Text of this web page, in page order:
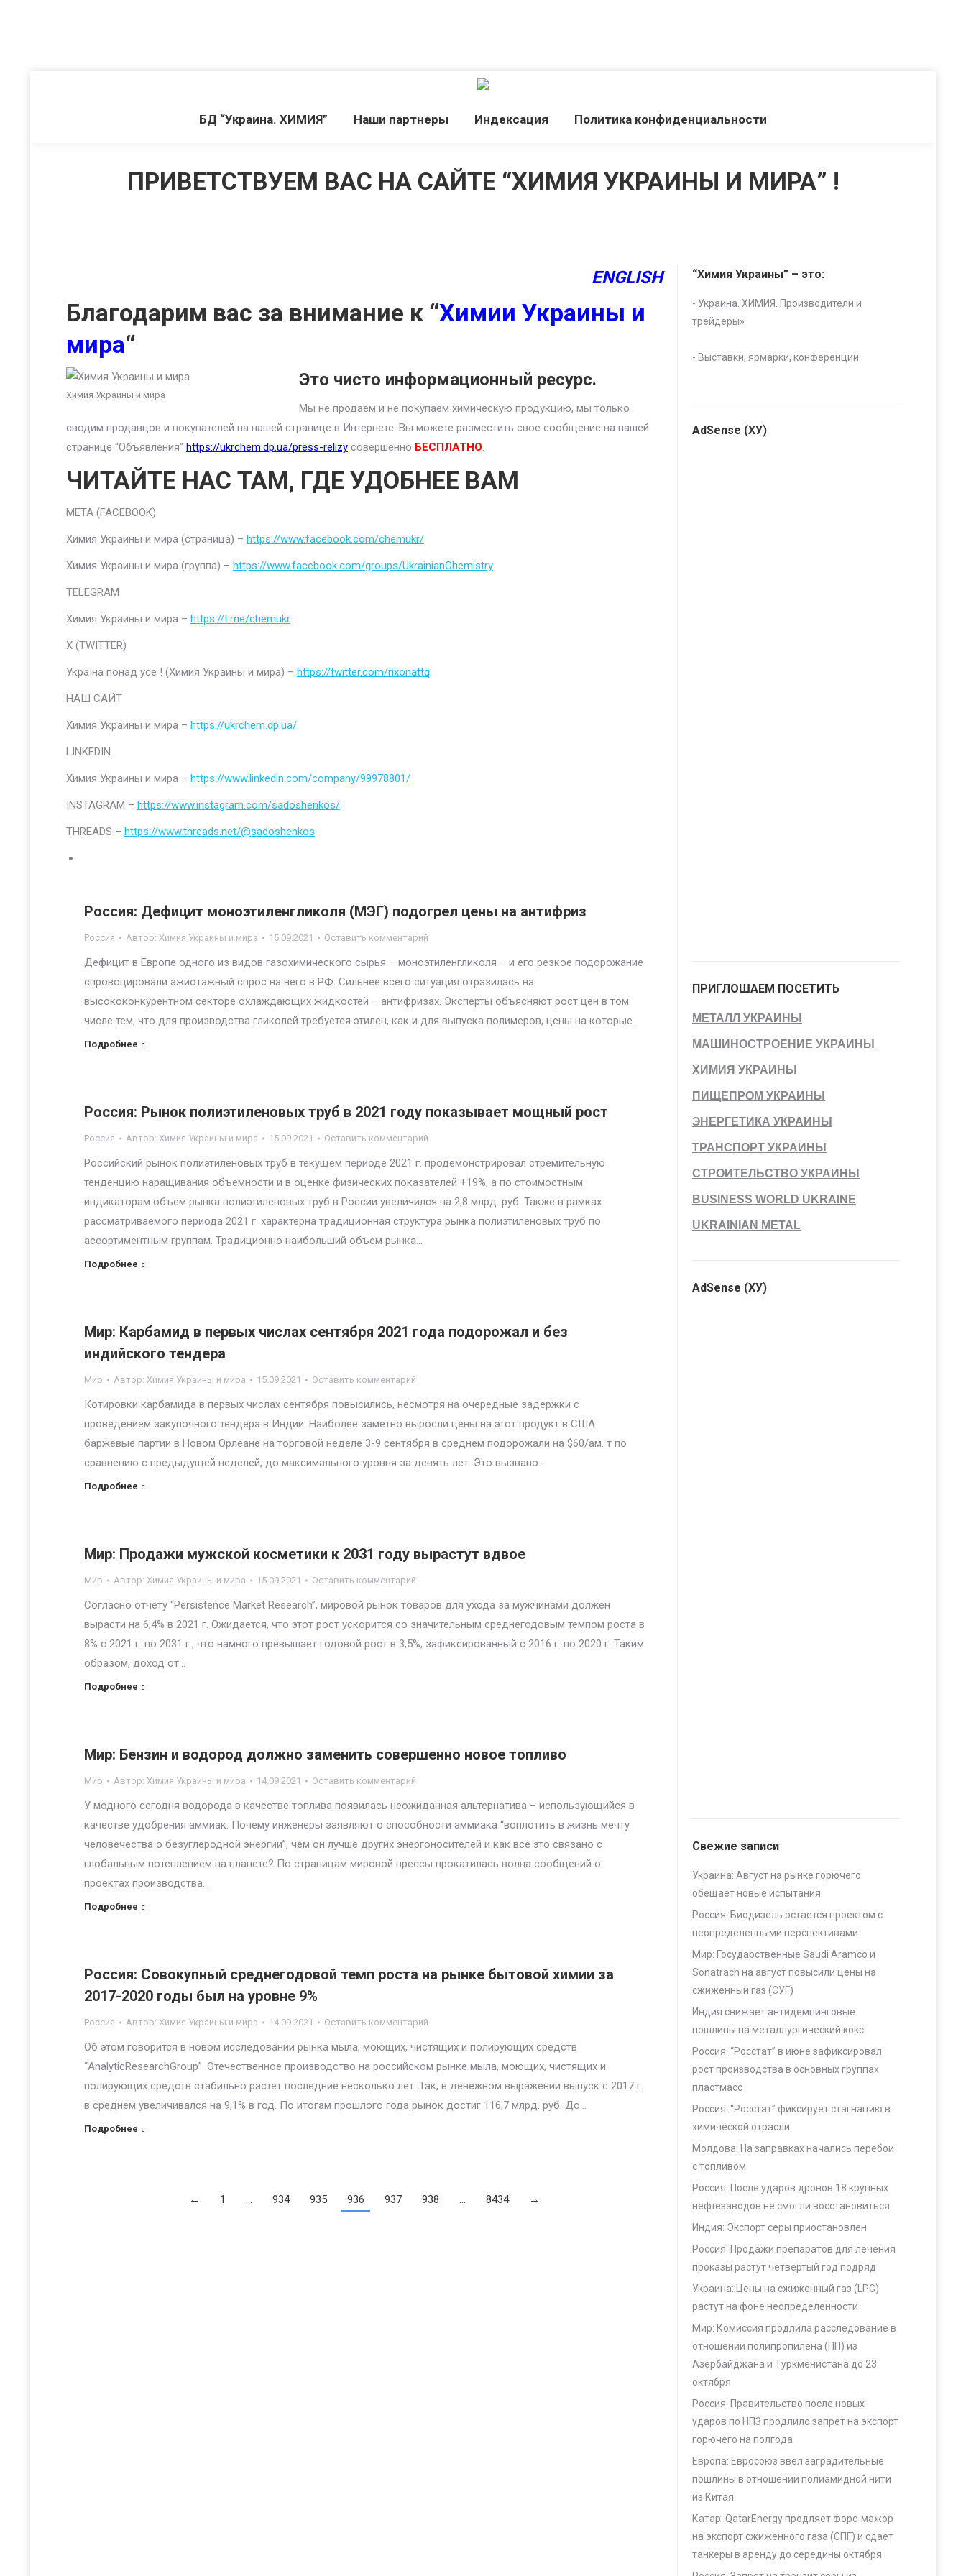
БД “Украина. ХИМИЯ” Наши партнеры Индексация Политика конфиденциальности
ПРИВЕТСТВУЕМ ВАС НА САЙТЕ “ХИМИЯ УКРАИНЫ И МИРА” !
ENGLISH
Благодарим вас за внимание к “Химии Украины и
мира“
Химия Украины и мира
Это чисто информационный ресурс.
Мы не продаем и не покупаем химическую продукцию, мы только
сводим продавцов и покупателей на нашей странице в Интернете. Вы можете разместить свое сообщение на нашей
странице “Объявления” https://ukrchem.dp.ua/press-relizy совершенно БЕСПЛАТНО.
ЧИТАЙТЕ НАС ТАМ, ГДЕ УДОБНЕЕ ВАМ
META (FACEBOOK)
Химия Украины и мира (страница) – https://www.facebook.com/chemukr/
Химия Украины и мира (группа) – https://www.facebook.com/groups/UkrainianChemistry
TELEGRAM
Химия Украины и мира – https://t.me/chemukr
Х (TWITTER)
Україна понад усе ! (Химия Украины и мира) – https://twitter.com/rixonattq
НАШ САЙТ
Химия Украины и мира – https://ukrchem.dp.ua/
LINKEDIN
Химия Украины и мира – https://www.linkedin.com/company/99978801/
INSTAGRAM – https://www.instagram.com/sadoshenkos/
THREADS – https://www.threads.net/@sadoshenkos
Россия: Дефицит моноэтиленгликоля (МЭГ) подогрел цены на антифриз
Россия Автор: Химия Украины и мира 15.09.2021 Оставить комментарий
Дефицит в Европе одного из видов газохимического сырья – моноэтиленгликоля – и его резкое подорожание
спровоцировали ажиотажный спрос на него в РФ. Сильнее всего ситуация отразилась на
высококонкурентном секторе охлаждающих жидкостей – антифризах. Эксперты объясняют рост цен в том
числе тем, что для производства гликолей требуется этилен, как и для выпуска полимеров, цены на которые…
Подробнее
Россия: Рынок полиэтиленовых труб в 2021 году показывает мощный рост
Россия Автор: Химия Украины и мира 15.09.2021 Оставить комментарий
Российский рынок полиэтиленовых труб в текущем периоде 2021 г. продемонстрировал стремительную
тенденцию наращивания объемности и в оценке физических показателей +19%, а по стоимостным
индикаторам объем рынка полиэтиленовых труб в России увеличился на 2,8 млрд. руб. Также в рамках
рассматриваемого периода 2021 г. характерна традиционная структура рынка полиэтиленовых труб по
ассортиментным группам. Традиционно наибольший объем рынка…
Подробнее
Мир: Карбамид в первых числах сентября 2021 года подорожал и без
индийского тендера
Мир Автор: Химия Украины и мира 15.09.2021 Оставить комментарий
Котировки карбамида в первых числах сентября повысились, несмотря на очередные задержки с
проведением закупочного тендера в Индии. Наиболее заметно выросли цены на этот продукт в США:
баржевые партии в Новом Орлеане на торговой неделе 3-9 сентября в среднем подорожали на $60/ам. т по
сравнению с предыдущей неделей, до максимального уровня за девять лет. Это вызвано…
Подробнее
Мир: Продажи мужской косметики к 2031 году вырастут вдвое
Мир Автор: Химия Украины и мира 15.09.2021 Оставить комментарий
Согласно отчету “Persistence Market Research”, мировой рынок товаров для ухода за мужчинами должен
вырасти на 6,4% в 2021 г. Ожидается, что этот рост ускорится со значительным среднегодовым темпом роста в
8% с 2021 г. по 2031 г., что намного превышает годовой рост в 3,5%, зафиксированный с 2016 г. по 2020 г. Таким
образом, доход от…
Подробнее
Мир: Бензин и водород должно заменить совершенно новое топливо
Мир Автор: Химия Украины и мира 14.09.2021 Оставить комментарий
У модного сегодня водорода в качестве топлива появилась неожиданная альтернатива – использующийся в
качестве удобрения аммиак. Почему инженеры заявляют о способности аммиака “воплотить в жизнь мечту
человечества о безуглеродной энергии”, чем он лучше других энергоносителей и как все это связано с
глобальным потеплением на планете? По страницам мировой прессы прокатилась волна сообщений о
проектах производства…
Подробнее
Россия: Совокупный среднегодовой темп роста на рынке бытовой химии за
2017-2020 годы был на уровне 9%
Россия Автор: Химия Украины и мира 14.09.2021 Оставить комментарий
Об этом говорится в новом исследовании рынка мыла, моющих, чистящих и полирующих средств
“AnalyticResearchGroup”. Отечественное производство на российском рынке мыла, моющих, чистящих и
полирующих средств стабильно растет последние несколько лет. Так, в денежном выражении выпуск с 2017 г.
в среднем увеличивался на 9,1% в год. По итогам прошлого года рынок достиг 116,7 млрд. руб. До…
Подробнее
← 1 … 934 935 936 937 938 … 8434 →
“Химия Украины” – это:
- Украина. ХИМИЯ. Производители и
трейдеры»
- Выставки, ярмарки, конференции
AdSense (ХУ)
ПРИГЛОШАЕМ ПОСЕТИТЬ
МЕТАЛЛ УКРАИНЫ
МАШИНОСТРОЕНИЕ УКРАИНЫ
ХИМИЯ УКРАИНЫ
ПИЩЕПРОМ УКРАИНЫ
ЭНЕРГЕТИКА УКРАИНЫ
ТРАНСПОРТ УКРАИНЫ
СТРОИТЕЛЬСТВО УКРАИНЫ
BUSINESS WORLD UKRAINE
UKRAINIAN METAL
AdSense (ХУ)
Свежие записи
Украина: Август на рынке горючего
обещает новые испытания
Россия: Биодизель остается проектом с
неопределенными перспективами
Мир: Государственные Saudi Aramco и
Sonatrach на август повысили цены на
сжиженный газ (СУГ)
Индия снижает антидемпинговые
пошлины на металлургический кокс
Россия: “Росстат” в июне зафиксировал
рост производства в основных группах
пластмасс
Россия: “Росстат” фиксирует стагнацию в
химической отрасли
Молдова: На заправках начались перебои
с топливом
Россия: После ударов дронов 18 крупных
нефтезаводов не смогли восстановиться
Индия: Экспорт серы приостановлен
Россия: Продажи препаратов для лечения
проказы растут четвертый год подряд
Украина: Цены на сжиженный газ (LPG)
растут на фоне неопределенности
Мир: Комиссия продлила расследование в
отношении полипропилена (ПП) из
Азербайджана и Туркменистана до 23
октября
Россия: Правительство после новых
ударов по НПЗ продлило запрет на экспорт
горючего на полгода
Европа: Евросоюз ввел заградительные
пошлины в отношении полиамидной нити
из Китая
Катар: QatarEnergy продляет форс-мажор
на экспорт сжиженного газа (СПГ) и сдает
танкеры в аренду до середины октября